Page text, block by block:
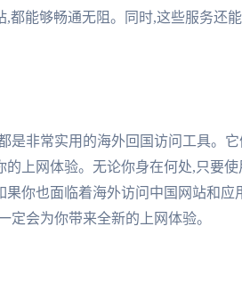
都能够畅通无阻。同时,这些服务还
是非常实用的海外回国访问工具。
上网体验。无论你身在何处,只要
你也面临着海外访问中国网站和应
定会为你带来全新的上网体验。